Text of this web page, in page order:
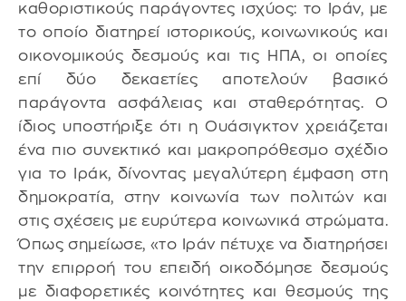
καθοριστικούς παράγοντες ισχύος: το Ιράν, με
το οποίο διατηρεί ιστορικούς, κοινωνικούς και
οικονομικούς δεσμούς και τις ΗΠΑ, οι οποίες
επί δύο δεκαετίες αποτελούν βασικό
παράγοντα ασφάλειας και σταθερότητας. Ο
ίδιος υποστήριξε ότι η Ουάσιγκτον χρειάζεται
ένα πιο συνεκτικό και μακροπρόθεσμο σχέδιο
για το Ιράκ, δίνοντας μεγαλύτερη έμφαση στη
δημοκρατία, στην κοινωνία των πολιτών και
στις σχέσεις με ευρύτερα κοινωνικά στρώματα.
Όπως σημείωσε, «το Ιράν πέτυχε να διατηρήσει
την επιρροή του επειδή οικοδόμησε δεσμούς
με διαφορετικές κοινότητες και θεσμούς της